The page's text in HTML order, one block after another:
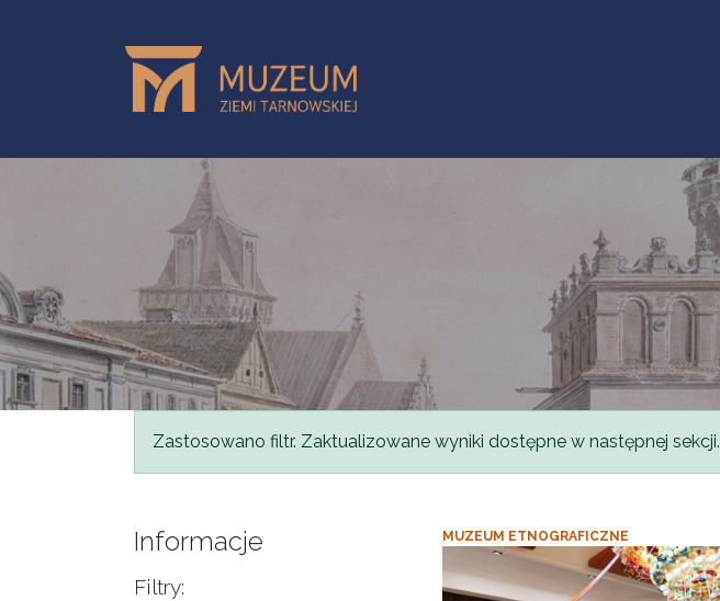
Komunikat
Zastosowano filtr. Zaktualizowane wyniki dostępne w następnej sekcji.
Informacje
Filtry:
MUZEUM ETNOGRAFICZNE